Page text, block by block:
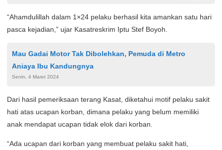
“Ahamdulillah dalam 1×24 pelaku berhasil kita amankan satu hari
pasca kejadian,” ujar Kasatreskrim Iptu Stef Boyoh.
Mau Gadai Motor Tak Dibolehkan, Pemuda di Metro
Aniaya Ibu Kandungnya
Senin, 4 Maret 2024
Dari hasil pemeriksaan terang Kasat, diketahui motif pelaku sakit
hati atas ucapan korban, dimana pelaku yang belum memiliki
anak mendapat ucapan tidak elok dari korban.
“Ada ucapan dari korban yang membuat pelaku sakit hati,